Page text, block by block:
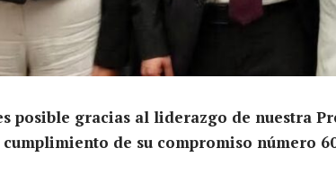
posible gracias al liderazgo de nuestra
cumplimiento de su compromiso número